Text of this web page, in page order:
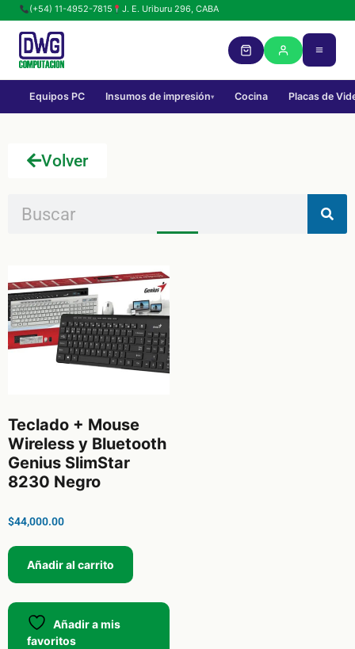
(+54) 11-4952-7815 J. E. Uriburu 296, CABA
Equipos PC Insumos de impresión▾ Cocina Placas de
Volver
Teclado + Mouse
Wireless y Bluetooth
Genius SlimStar
8230 Negro
$44,000.00
Añadir al carrito
Añadir a mis
favoritos